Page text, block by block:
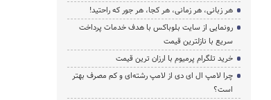
هر زبانی، هر زمانی، هر کجا، هر جور که راحتید!
رونمایی از سایت بلوباکس با هدف خدمات پرداخت
سریع با نازلترین قیمت
خرید تلگرام پرمیوم با ارزان ترین قیمت
چرا لامپ ال ای دی از لامپ رشته‌ای و کم مصرف بهتر
است؟